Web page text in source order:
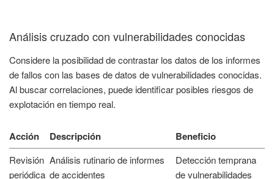
Análisis cruzado con vulnerabilidades conocidas
Considere la posibilidad de contrastar los datos de los informes
de fallos con las bases de datos de vulnerabilidades conocidas.
Al buscar correlaciones, puede identificar posibles riesgos de
explotación en tiempo real.
Acción Descripción Beneficio
Revisión
periódica
Análisis rutinario de informes
de accidentes
Detección temprana
de vulnerabilidades